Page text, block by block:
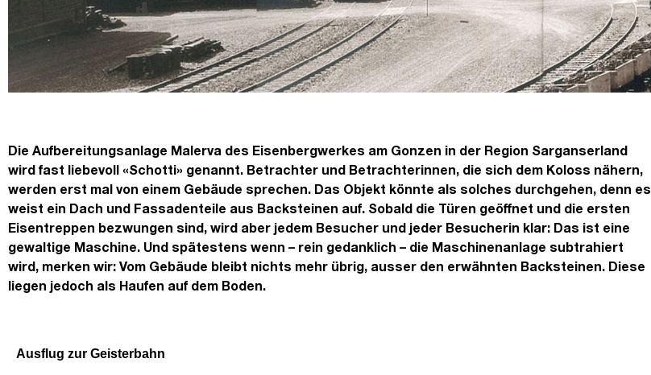
Die Aufbereitungsanlage Malerva des Eisenbergwerkes am Gonzen in der Region Sarganserland
wird fast liebevoll «Schotti» genannt. Betrachter und Betrachterinnen, die sich dem Koloss nähern,
werden erst mal von einem Gebäude sprechen. Das Objekt könnte als solches durchgehen, denn es
weist ein Dach und Fassadenteile aus Backsteinen auf. Sobald die Türen geöffnet und die ersten
Eisentreppen bezwungen sind, wird aber jedem Besucher und jeder Besucherin klar: Das ist eine
gewaltige Maschine. Und spätestens wenn – rein gedanklich – die Maschinenanlage subtrahiert
wird, merken wir: Vom Gebäude bleibt nichts mehr übrig, ausser den erwähnten Backsteinen. Diese
liegen jedoch als Haufen auf dem Boden.
Ausflug zur Geisterbahn